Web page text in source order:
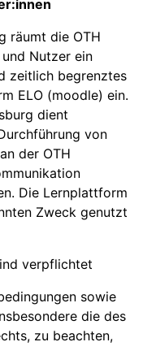
räumt die OTH
Nutzer ein
zeitlich begrenztes
ELO (moodle) ein.
dient
von
der OTH
Die Lernplattform
Zweck genutzt
verpflichtet
sowie
die des
zu beachten,